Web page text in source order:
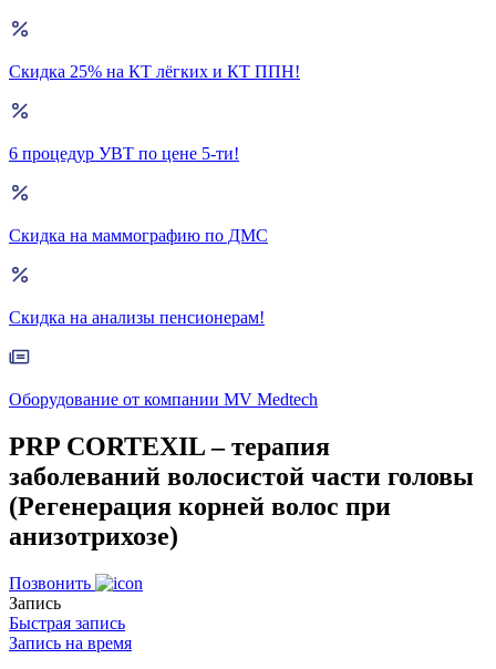
Скидка 25% на КТ лёгких и КТ ППН!
6 процедур УВТ по цене 5-ти!
Скидка на маммографию по ДМС
Скидка на анализы пенсионерам!
Оборудование от компании MV Medtech
PRP CORTEXIL – терапия
заболеваний волосистой части головы
(Регенерация корней волос при
анизотрихозе)
Позвонить
Запись
Быстрая запись
Запись на время